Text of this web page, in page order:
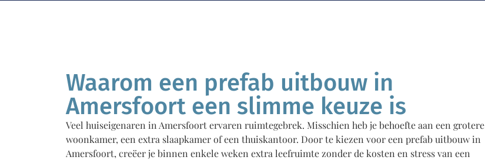
Waarom een prefab uitbouw in
Amersfoort een slimme keuze is
Veel huiseigenaren in Amersfoort ervaren ruimtegebrek. Misschien heb je behoefte aan een grotere
woonkamer, een extra slaapkamer of een thuiskantoor. Door te kiezen voor een prefab uitbouw in
Amersfoort, creëer je binnen enkele weken extra leefruimte zonder de kosten en stress van een